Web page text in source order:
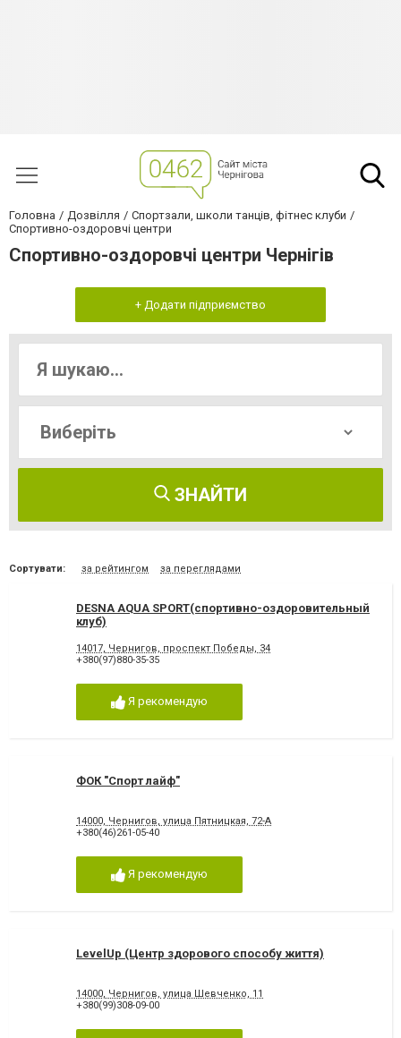
Головна Дозвілля
Спортзали, школи танців, фітнес клуби
Спортивно-оздоровчі центри
Спортивно-оздоровчі центри Чернігів
+ Додати підприємство
ЗНАЙТИ
Сортувати: за рейтингом за переглядами
DESNA AQUA SPORT(спортивно-оздоровительный
клуб)
14017, Чернигов, проспект Победы, 34
+380(97)880-35-35
Я рекомендую
ФОК "Спорт лайф"
14000, Чернигов, улица Пятницкая, 72-А
+380(46)261-05-40
Я рекомендую
LevelUp (Центр здорового способу життя)
14000, Чернигов, улица Шевченко, 11
+380(99)308-09-00